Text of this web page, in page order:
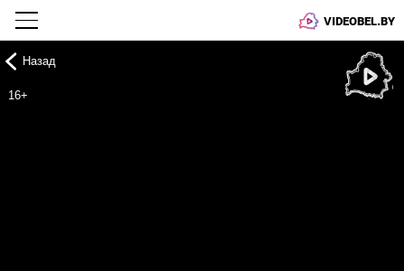
VIDEOBEL.BY
Назад
16+